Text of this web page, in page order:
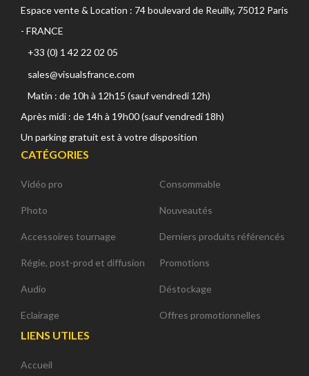
Espace vente & Location : 74 boulevard de Reuilly, 75012 Paris
- FRANCE
+33 (0) 1 42 22 02 05
sales@visualsfrance.com
Matin : de 10h à 12h15 (sauf vendredi 12h)
Après midi : de 14h à 19h00 (sauf vendredi 18h)
Un parking gratuit est à votre disposition
CATÉGORIES
Vidéo pro
Photo
Accessoires tournage
Régie, post-prod et diffusion
Audio
Eclairage
Consommable
Nouveautés
Derniers produits référencés
Promotions
Déstockage
Offres promotionnelles
LIENS UTILES
Accueil